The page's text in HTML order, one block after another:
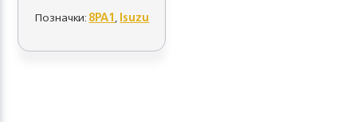
Позначки:8PA1,Isuzu